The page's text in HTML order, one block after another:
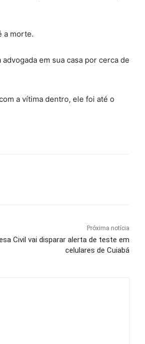
a morte.
em sua casa por cerca de
a vítima dentro, ele foi até o
Próxima notícia
Civil vai disparar alerta de teste em
celulares de Cuiabá